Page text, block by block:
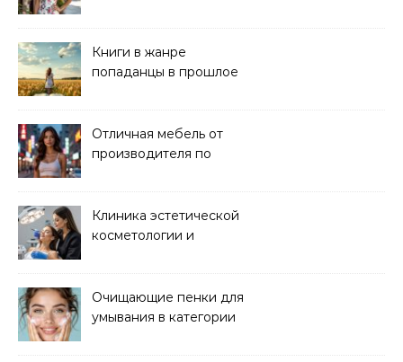
Книги в жанре
попаданцы в прошлое
Отличная мебель от
производителя по
Клиника эстетической
косметологии и
Очищающие пенки для
умывания в категории